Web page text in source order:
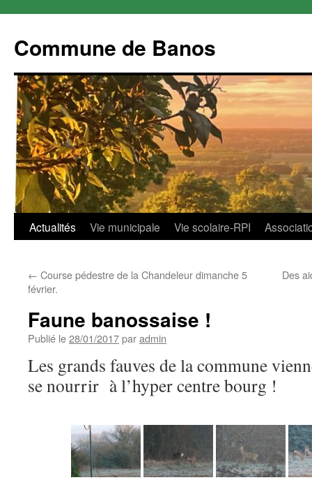
Commune de Banos
Aller
contenu
Actualités Vie municipale Vie scolaire-RPI
← Course pédestre de la Chandeleur dimanche 5
février.
Des
Faune banossaise !
Publié le28/01/2017paradmin
Les grands fauves de la commune
se nourrir à l’hyper centre bourg !